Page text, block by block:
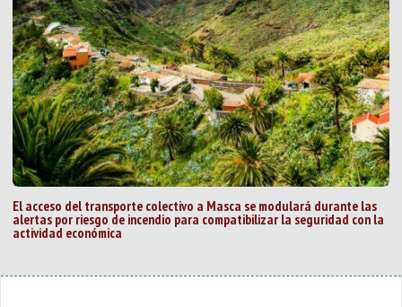
El acceso del transporte colectivo a Masca se modulará durante las
alertas por riesgo de incendio para compatibilizar la seguridad con la
actividad económica